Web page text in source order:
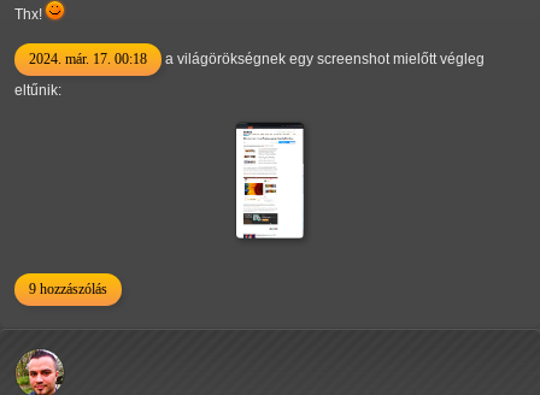
Thx!
2024. már. 17. 00:18
a világörökségnek egy screenshot mielőtt végleg
eltűnik:
9 hozzászólás